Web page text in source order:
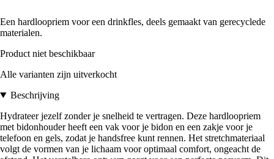
Een hardloopriem voor een drinkfles, deels gemaakt van gerecyclede
materialen.
Product niet beschikbaar
Alle varianten zijn uitverkocht
Beschrijving
Hydrateer jezelf zonder je snelheid te vertragen. Deze hardloopriem
met bidonhouder heeft een vak voor je bidon en een zakje voor je
telefoon en gels, zodat je handsfree kunt rennen. Het stretchmateriaal
volgt de vormen van je lichaam voor optimaal comfort, ongeacht de